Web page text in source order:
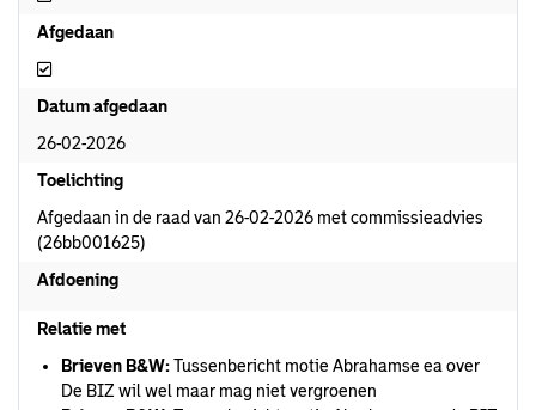
Afgedaan
Afgedaan
Datum afgedaan
26-02-2026
Toelichting
Afgedaan in de raad van 26-02-2026 met commissieadvies
(26bb001625)
Afdoening
Relatie met
Brieven B&W:Tussenbericht motie Abrahamse ea over
De BIZ wil wel maar mag niet vergroenen